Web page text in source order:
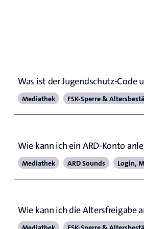
Was ist der Jugendschutz-Code
Mediathek FSK-Sperre &
Wie kann ich ein ARD-Konto
Mediathek ARD Sounds Login,
Wie kann ich die Altersfreigabe